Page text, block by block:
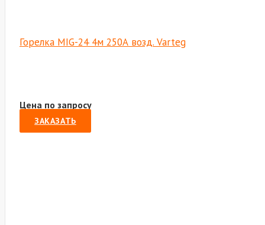
Горелка MIG-24 4м 250А возд. Varteg
Цена по запросу
ЗАКАЗАТЬ